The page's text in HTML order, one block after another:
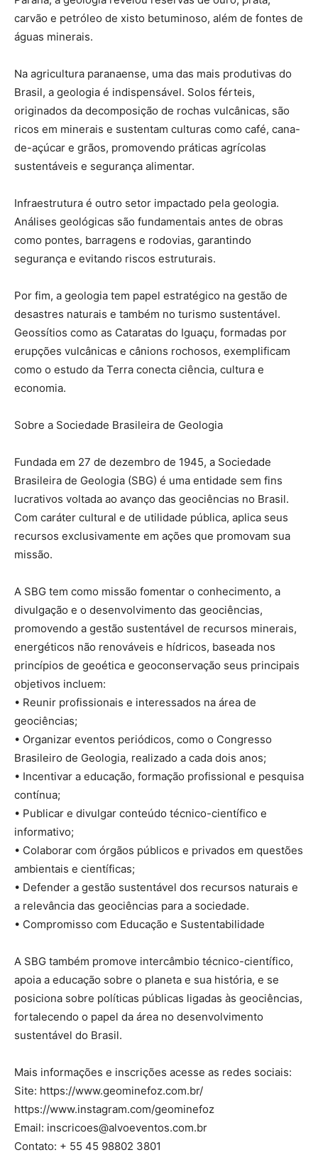
carvão e petróleo de xisto betuminoso, além de fontes de
águas minerais.
Na agricultura paranaense, uma das mais produtivas do
Brasil, a geologia é indispensável. Solos férteis,
originados da decomposição de rochas vulcânicas, são
ricos em minerais e sustentam culturas como café, cana-
de-açúcar e grãos, promovendo práticas agrícolas
sustentáveis e segurança alimentar.
Infraestrutura é outro setor impactado pela geologia.
Análises geológicas são fundamentais antes de obras
como pontes, barragens e rodovias, garantindo
segurança e evitando riscos estruturais.
Por fim, a geologia tem papel estratégico na gestão de
desastres naturais e também no turismo sustentável.
Geossítios como as Cataratas do Iguaçu, formadas por
erupções vulcânicas e cânions rochosos, exemplificam
como o estudo da Terra conecta ciência, cultura e
economia.
Sobre a Sociedade Brasileira de Geologia
Fundada em 27 de dezembro de 1945, a Sociedade
Brasileira de Geologia (SBG) é uma entidade sem fins
lucrativos voltada ao avanço das geociências no Brasil.
Com caráter cultural e de utilidade pública, aplica seus
recursos exclusivamente em ações que promovam sua
missão.
A SBG tem como missão fomentar o conhecimento, a
divulgação e o desenvolvimento das geociências,
promovendo a gestão sustentável de recursos minerais,
energéticos não renováveis e hídricos, baseada nos
princípios de geoética e geoconservação seus principais
objetivos incluem:
• Reunir profissionais e interessados na área de
geociências;
• Organizar eventos periódicos, como o Congresso
Brasileiro de Geologia, realizado a cada dois anos;
• Incentivar a educação, formação profissional e pesquisa
contínua;
• Publicar e divulgar conteúdo técnico-científico e
informativo;
• Colaborar com órgãos públicos e privados em questões
ambientais e científicas;
• Defender a gestão sustentável dos recursos naturais e
a relevância das geociências para a sociedade.
• Compromisso com Educação e Sustentabilidade
A SBG também promove intercâmbio técnico-científico,
apoia a educação sobre o planeta e sua história, e se
posiciona sobre políticas públicas ligadas às geociências,
fortalecendo o papel da área no desenvolvimento
sustentável do Brasil.
Mais informações e inscrições acesse as redes sociais:
Site: https://www.geominefoz.com.br/
https://www.instagram.com/geominefoz
Email: inscricoes@alvoeventos.com.br
Contato: + 55 45 98802 3801